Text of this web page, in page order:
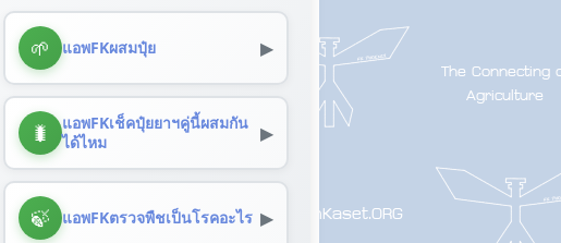
🌱 แอพFKผสมปุ๋ย ▶
🐛
แอพFKเช็คปุ๋ยยาฯคู่นี้ผสมกัน
ได้ไหม
▶
🍃 แอพFKตรวจพืชเป็นโรคอะไร ▶